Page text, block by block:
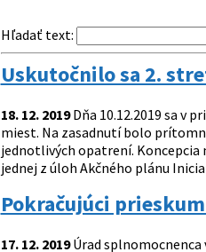
Hľadať text:
Uskutočnilo sa 2.
18. 12. 2019Dňa 10.12.2019 sa v
miest. Na zasadnutí bolo
jednotlivých opatrení.
jednej z úloh Akčného plánu
Pokračujúci
17. 12. 2019Úrad splnomocnenca